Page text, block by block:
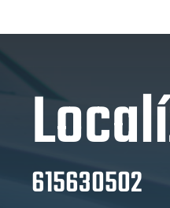
615630502